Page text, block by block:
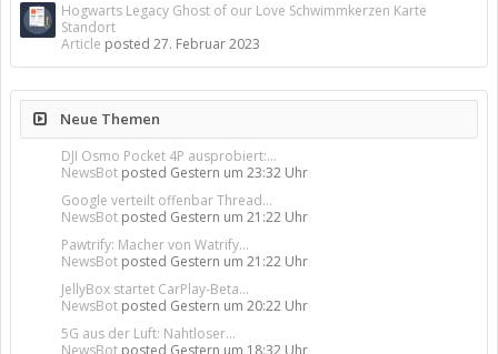
Hogwarts Legacy Ghost of our Love Schwimmkerzen Karte
Standort
Article posted 27. Februar 2023
Neue Themen
DJI Osmo Pocket 4P ausprobiert:...
NewsBot posted Gestern um 23:32 Uhr
Google verteilt offenbar Thread...
NewsBot posted Gestern um 21:22 Uhr
Pawtrify: Macher von Watrify...
NewsBot posted Gestern um 21:22 Uhr
JellyBox startet CarPlay-Beta...
NewsBot posted Gestern um 20:22 Uhr
5G aus der Luft: Nahtloser...
NewsBot posted Gestern um 18:32 Uhr